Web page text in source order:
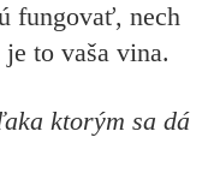
fungovať, nech
to vaša vina.
ktorým sa dá